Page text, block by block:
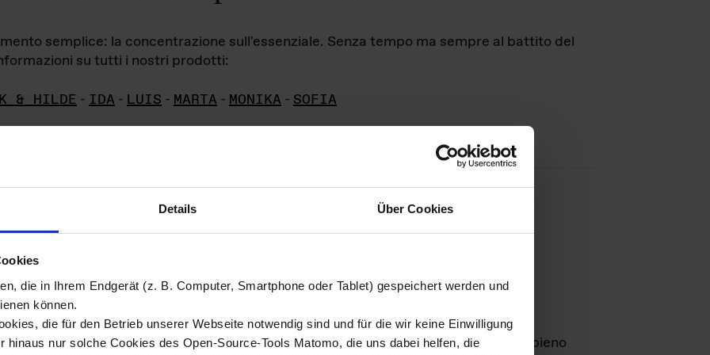
Details Über Cookies
die in Ihrem Endgerät (z. B. Computer, Smartphone oder Tablet) gespeichert werden und
können.
die für den Betrieb unserer Webseite notwendig sind und für die wir keine Einwilligung
hinaus nur solche Cookies des Open-Source-Tools Matomo, die uns dabei helfen, die
semplice: la concentrazione sull'essenziale. Senza tempo ma sempre al battito del
su tutti i nostri prodotti:
& HILDE - IDA - LUIS - MARTA - MONIKA - SOFIA
di immagini
materiale fotografico sono detenuti daDas ganze LebenGmbH e rimangono in pieno